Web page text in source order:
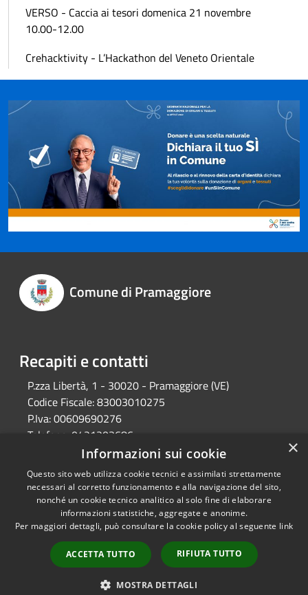
VERSO - Caccia ai tesori domenica 21 novembre
10.00-12.00
Crehacktivity - L’Hackathon del Veneto Orientale
Comune di Pramaggiore
Recapiti e contatti
P.zza Libertà, 1 - 30020 - Pramaggiore (VE)
Codice Fiscale:83003010275
P.Iva:00609690276
Telefono: 0421203686
protocollo@comune.pramaggiore.ve.it
Pec:
protocollo.comune.pramaggiore.ve@pecveneto.it
Accessibilità
Copyright © 2026 • Comune di
Pramaggiore • Powered by
Municipium•
Accesso
redazione
×
Informazioni sui cookie
Questo sito web utilizza cookie tecnici e assimilati strettamente
necessari al corretto funzionamento e alla navigazione del sito,
nonché un cookie tecnico analitico al solo fine di elaborare
informazioni statistiche, aggregate e anonime.
Per maggiori dettagli, può consultare la cookie policy al seguente link
ACCETTA TUTTO RIFIUTA TUTTO
MOSTRA DETTAGLI